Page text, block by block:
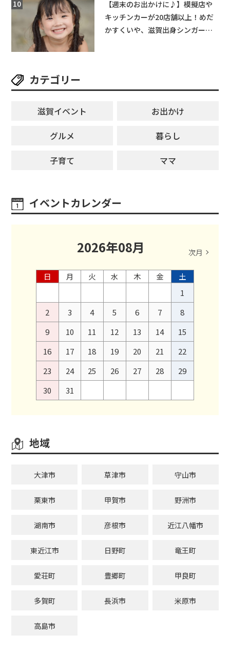
【週末のお出かけに♪】模擬店や
キッチンカーが20店舗以上！めだ
かすくいや、滋賀出身シンガーソ
カテゴリー
滋賀イベント
お出かけ
グルメ
暮らし
子育て
ママ
イベントカレンダー
2026年08月 次月
日 月 火 水 木 金
土
1
2
3 4 5 6 7
8
9
10 11 12 13 14
15
16
17 18 19 20 21
22
23
24 25 26 27 28
29
30
31
地域
大津市 草津市 守山市
栗東市 甲賀市 野洲市
湖南市 彦根市 近江八幡市
東近江市 日野町 竜王町
愛荘町 豊郷町 甲良町
多賀町 長浜市 米原市
高島市